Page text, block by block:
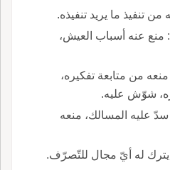
تنفيذ ما يريد تنفيذه.
عنه أسباب العيش،
من متابعة تفكيره،
شوّش عليه.
عليه المسالك، منعه
له أيّ مجال للتّصرّف.